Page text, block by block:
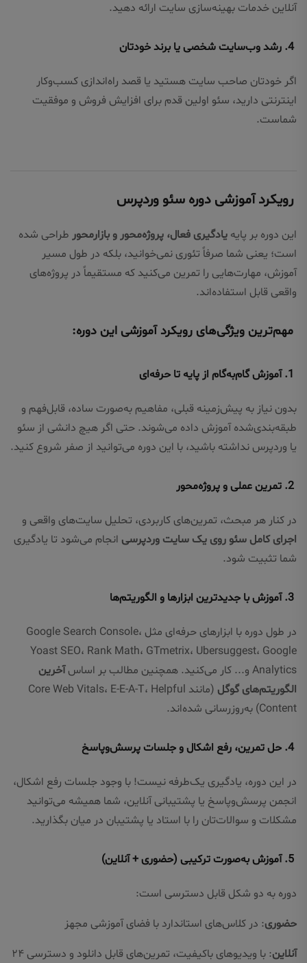
آنلاین خدمات بهینه‌سازی سایت ارائه دهید.
4. رشد وب‌سایت شخصی یا برند خودتان
اگر خودتان صاحب سایت هستید یا قصد راه‌اندازی کسب‌وکار
اینترنتی دارید، سئو اولین قدم برای افزایش فروش و موفقیت
شماست.
رویکرد آموزشی دوره سئو وردپرس
این دوره بر پایه یادگیری فعال، پروژه‌محور و بازارمحور طراحی شده
است؛ یعنی شما صرفاً تئوری نمی‌خوانید، بلکه در طول مسیر
آموزش، مهارت‌هایی را تمرین می‌کنید که مستقیماً در پروژه‌های
واقعی قابل استفاده‌اند.
مهم‌ترین ویژگی‌های رویکرد آموزشی این دوره:
بدون نیاز به پیش‌زمینه قبلی، مفاهیم به‌صورت ساده، قابل‌فهم و
طبقه‌بندی‌شده آموزش داده می‌شوند. حتی اگر هیچ دانشی از سئو
یا وردپرس نداشته باشید، با این دوره می‌توانید از صفر شروع کنید.
در کنار هر مبحث، تمرین‌های کاربردی، تحلیل سایت‌های واقعی و
اجرای کامل سئو روی یک سایت وردپرسی انجام می‌شود تا یادگیری
شما تثبیت شود.
در طول دوره با ابزارهای حرفه‌ای مثل Google Search Console،
Yoast SEO، Rank Math، GTmetrix، Ubersuggest، Google
Analytics و... کار می‌کنید. همچنین مطالب بر اساس
آخرین
الگوریتم‌های گوگل
(مانند Core Web Vitals، E-E-A-T، Helpful
Content) به‌روزرسانی شده‌اند.
4. حل تمرین، رفع اشکال و جلسات پرسش‌وپاسخ
در این دوره، یادگیری یک‌طرفه نیست! با وجود جلسات رفع اشکال،
انجمن پرسش‌وپاسخ یا پشتیبانی آنلاین، شما همیشه می‌توانید
مشکلات و سوالات‌تان را با استاد یا پشتیبان در میان بگذارید.
دوره به دو شکل قابل دسترسی است:
حضوری: در کلاس‌های استاندارد با فضای آموزشی مجهز
آنلاین
: با ویدیوهای باکیفیت، تمرین‌های قابل دانلود و دسترسی ۲۴